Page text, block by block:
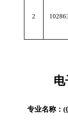
2
电
专业名称：